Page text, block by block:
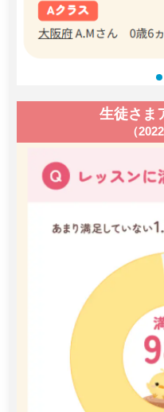
生徒さま
（